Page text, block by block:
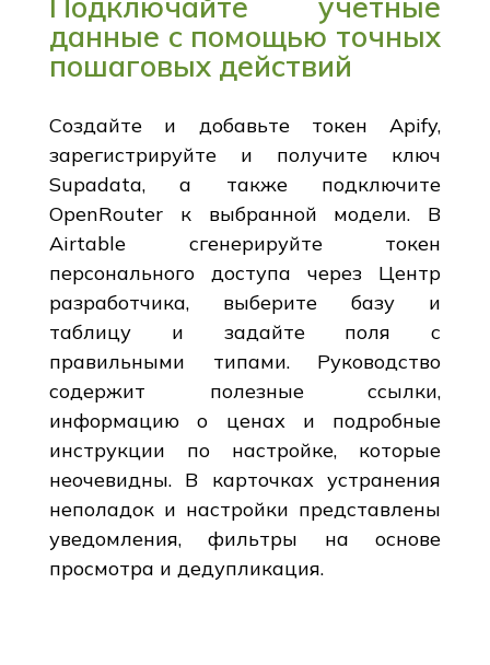
данные с помощью точных
пошаговых действий
Создайте и добавьте токен Apify,
зарегистрируйте и получите ключ
Supadata, а также подключите
OpenRouter к выбранной модели. В
Airtable сгенерируйте токен
персонального доступа через Центр
разработчика, выберите базу и
таблицу и задайте поля с
правильными типами. Руководство
содержит полезные ссылки,
информацию о ценах и подробные
инструкции по настройке, которые
неочевидны. В карточках устранения
неполадок и настройки представлены
уведомления, фильтры на основе
просмотра и дедупликация.